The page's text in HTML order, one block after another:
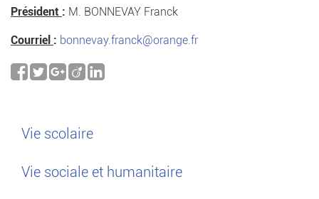
Président : M. BONNEVAY Franck
Courriel : bonnevay.franck@orange.fr
Vie scolaire
Vie sociale et humanitaire